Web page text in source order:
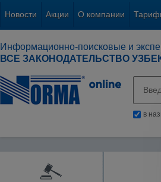
Новости Акции О компании
Информационно-поисковые и
ВСЕ ЗАКОНОДАТЕЛЬСТВО
в